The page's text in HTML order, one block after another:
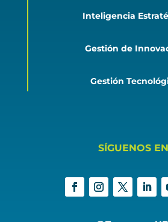
Inteligencia
Gestión de
Gestión
SÍGUENOS